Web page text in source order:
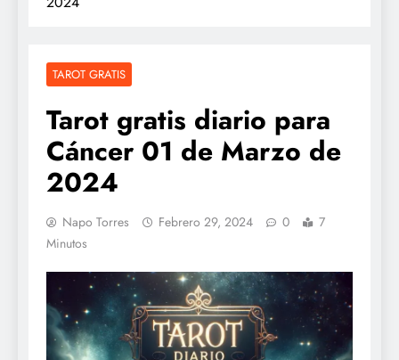
TAROT GRATIS
Tarot gratis diario para
Cáncer 01 de Marzo de
2024
Napo Torres Febrero 29, 2024 0
7
Minutos